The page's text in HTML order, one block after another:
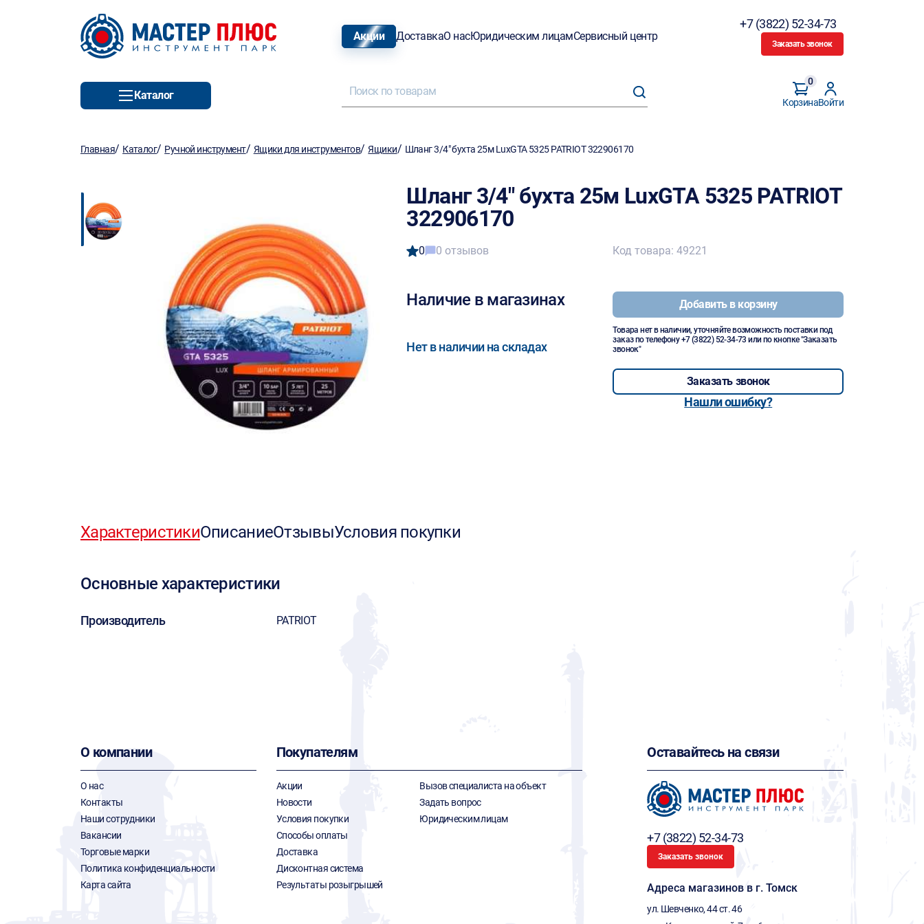
Акции ДоставкаО насЮридическим лицамСервисный центр
+7 (3822) 52-34-73
Заказать звонок
Каталог
Корзина
0
Войти
Главная/ Каталог/ Ручной инструмент/ Ящики для инструментов/Ящики/ Шланг 3/4" бухта 25м LuxGTA 5325 PATRIOT 322906170
Шланг 3/4" бухта 25м LuxGTA 5325 PATRIOT
322906170
0 0 отзывов
Наличие в магазинах
Нет в наличии на складах
Код товара: 49221
Добавить в корзину
Товара нет в наличии, уточняйте возможность поставки под
заказ по телефону+7 (3822) 52-34-73 или по кнопке "Заказать
звонок"
Заказать звонок
Нашли ошибку?
ХарактеристикиОписаниеОтзывыУсловия покупки
Основные характеристики
Производитель PATRIOT
О компании
О нас
Контакты
Наши сотрудники
Вакансии
Торговые марки
Политика конфиденциальности
Карта сайта
Покупателям
Акции
Новости
Условия покупки
Способы оплаты
Доставка
Дисконтная система
Результаты розыгрышей
Вызов специалиста на объект
Задать вопрос
Юридическим лицам
Оставайтесь на связи
+7 (3822) 52-34-73
Заказать звонок
Адреса магазинов в г. Томск
ул. Шевченко, 44 ст. 46